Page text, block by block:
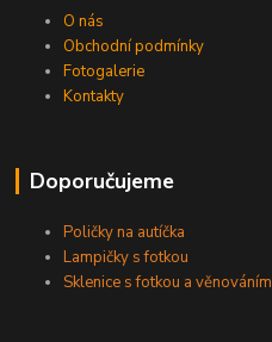
O nás
Obchodní podmínky
Fotogalerie
Kontakty
Doporučujeme
Poličky na autíčka
Lampičky s fotkou
Sklenice s fotkou a věnováním